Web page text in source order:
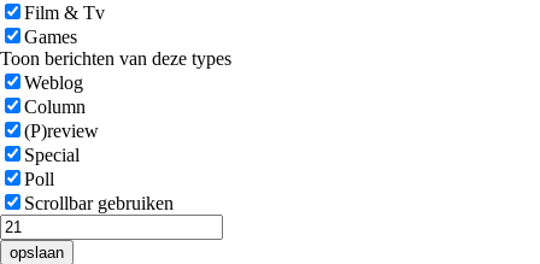
Film & Tv
Games
Toon berichten van deze types
Weblog
Column
(P)review
Special
Poll
Scrollbar gebruiken
opslaan